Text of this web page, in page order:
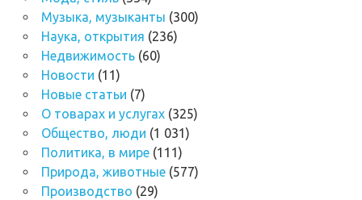
Музыка, музыканты (300)
Наука, открытия (236)
Недвижимость(60)
Новости (11)
Новые статьи (7)
О товарах и услугах(325)
Общество, люди (1 031)
Политика, в мире(111)
Природа, животные(577)
Производство (29)